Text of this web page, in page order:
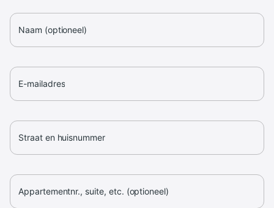
Naam (optioneel)
E-mailadres
Straat en huisnummer
Appartementnr., suite, etc. (optioneel)